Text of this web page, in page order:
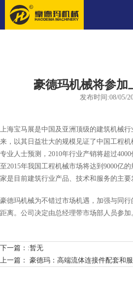
豪德玛机械将参加
发布时间:08/05/
上海宝马展是中国及亚洲顶级的建筑机械
来，以其日益壮大的规模见证了中国工程
专业人士预测，2010年行业产销将超过
至2015年我国工程机械市场将达到9000亿
家是目前建筑行业产品、技术和服务的主要
豪德玛机械为不错过市场机遇，加强与同
距离。公司决定由总经理带市场部人员参加
下一篇：:暂无
上一篇： 豪德玛：高端流体连接件配套和